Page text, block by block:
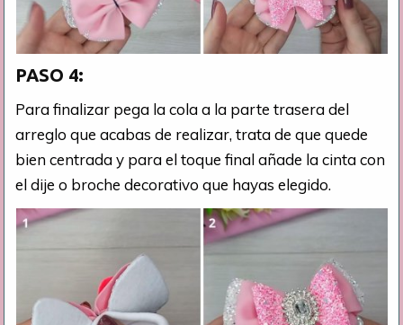
PASO 4:
Para finalizar pega la cola a la parte trasera del
arreglo que acabas de realizar, trata de que quede
bien centrada y para el toque final añade la cinta con
el dije o broche decorativo que hayas elegido.